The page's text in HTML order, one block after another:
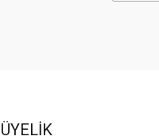
ÜYELİK